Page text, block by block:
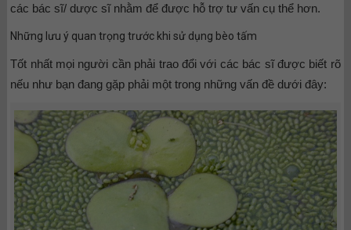
các bác sĩ/ dược sĩ nhằm để được hỗ trợ tư vấn cụ thể hơn.
Những lưu ý quan trọng trước khi sử dụng bèo tấm
Tốt nhất mọi người cần phải trao đổi với các bác sĩ được biết rõ
nếu như bạn đang gặp phải một trong những vấn đề dưới đây: